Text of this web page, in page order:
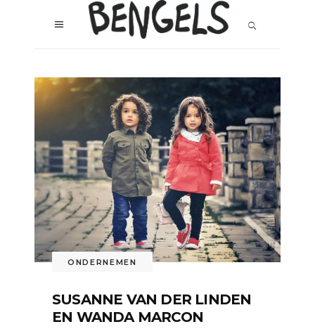
ONDERNEMEN
SUSANNE VAN DER LINDEN
EN WANDA MARCON